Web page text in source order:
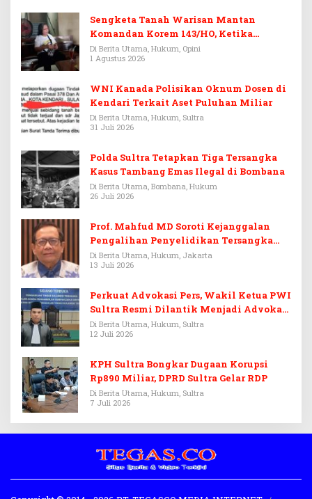
Sengketa Tanah Warisan Mantan
Komandan Korem 143/HO, Ketika
Warisan Menjadi Arena Pemerasan
Di Berita Utama, Hukum, Opini
1 Agustus 2026
WNI Kanada Polisikan Oknum Dosen di
Kendari Terkait Aset Puluhan Miliar
Di Berita Utama, Hukum, Sultra
31 Juli 2026
Polda Sultra Tetapkan Tiga Tersangka
Kasus Tambang Emas Ilegal di Bombana
Di Berita Utama, Bombana, Hukum
26 Juli 2026
Prof. Mahfud MD Soroti Kejanggalan
Pengalihan Penyelidikan Tersangka
Febrie Adriansyah
Di Berita Utama, Hukum, Jakarta
13 Juli 2026
Perkuat Advokasi Pers, Wakil Ketua PWI
Sultra Resmi Dilantik Menjadi Advokat
PERADI
Di Berita Utama, Hukum, Sultra
12 Juli 2026
KPH Sultra Bongkar Dugaan Korupsi
Rp890 Miliar, DPRD Sultra Gelar RDP
Di Berita Utama, Hukum, Sultra
7 Juli 2026